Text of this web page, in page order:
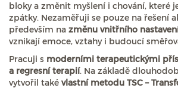
bloky a změnit myšlení i chování, které
zpátky. Nezaměřuji se pouze na řešení
především na změnu vnitřního
vznikají emoce, vztahy i budoucí
Pracuji s moderními terapeutickými
a regresní terapií. Na základě
vytvořil také vlastní metodu TSC –